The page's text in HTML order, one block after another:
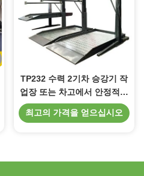
TP232 수력 2기차 승강기 작
업장 또는 차고에서 안정적인
작동을 위해
최고의 가격을 얻으십시오